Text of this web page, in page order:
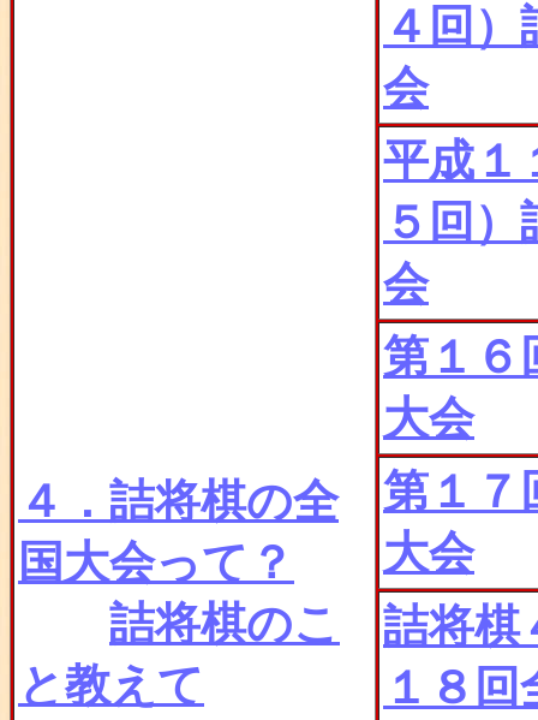
４．詰将棋の全
国大会って？
詰将棋のこ
と教えて
４回
会
平成１
５回
会
第１６
大会
第１７
大会
詰将棋
１８